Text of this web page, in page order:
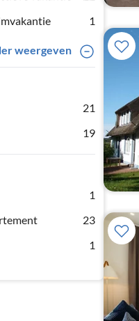
1
weergeven
21
19
1
23
1